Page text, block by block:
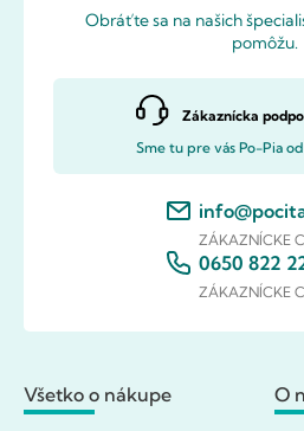
Obráťte sa na našich
pomôžu.
Zákaznícka
Sme tu pre vás Po-Pia
ZÁKAZNÍCKE
0650 822
ZÁKAZNÍCKE
Všetko o nákupe O